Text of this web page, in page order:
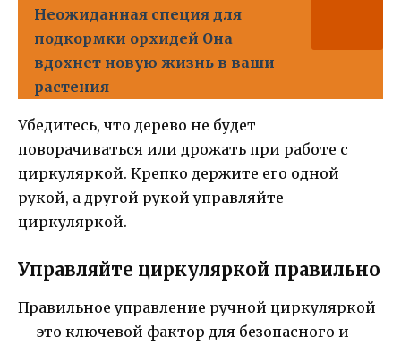
Неожиданная специя для
подкормки орхидей Она
вдохнет новую жизнь в ваши
растения
Убедитесь, что дерево не будет
поворачиваться или дрожать при работе с
циркуляркой. Крепко держите его одной
рукой, а другой рукой управляйте
циркуляркой.
Управляйте циркуляркой правильно
Правильное управление ручной циркуляркой
— это ключевой фактор для безопасного и